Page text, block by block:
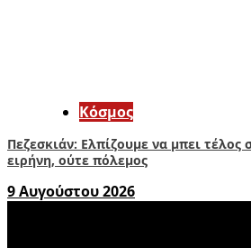
Κόσμος
Πεζεσκιάν: Ελπίζουμε να μπει
ειρήνη, ούτε πόλεμος
9 Αυγούστου 2026